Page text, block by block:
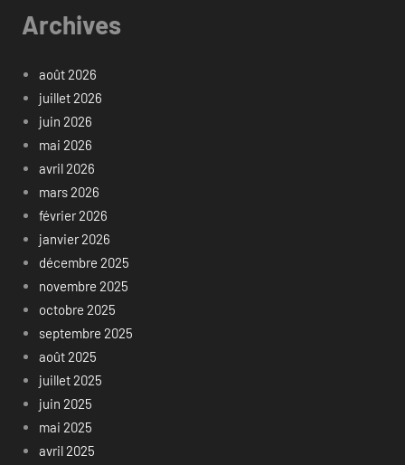
Archives
août 2026
juillet 2026
juin 2026
mai 2026
avril 2026
mars 2026
février 2026
janvier 2026
décembre 2025
novembre 2025
octobre 2025
septembre 2025
août 2025
juillet 2025
juin 2025
mai 2025
avril 2025